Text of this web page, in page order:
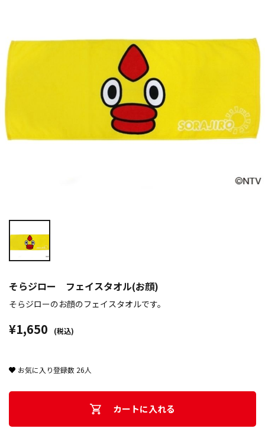
そらジロー フェイスタオル(お顔)
そらジローのお顔のフェイスタオルです。
¥1,650 (税込)
お気に入り登録数 26人
カートに入れる